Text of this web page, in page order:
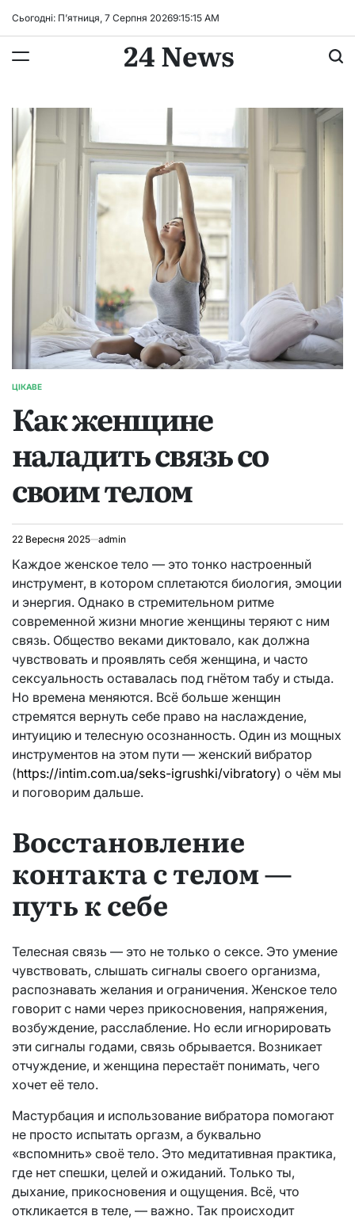
Сьогодні: П’ятниця, 7 Серпня 20269:15:16 AM
24 News
ОПУБЛІКУВАТИ
ЦІКАВЕ
Как женщине
наладить связь со
своим телом
22 Вересня 2025 admin
Каждое женское тело — это тонко настроенный
инструмент, в котором сплетаются биология, эмоции
и энергия. Однако в стремительном ритме
современной жизни многие женщины теряют с ним
связь. Общество веками диктовало, как должна
чувствовать и проявлять себя женщина, и часто
сексуальность оставалась под гнётом табу и стыда.
Но времена меняются. Всё больше женщин
стремятся вернуть себе право на наслаждение,
интуицию и телесную осознанность. Один из мощных
инструментов на этом пути — женский вибратор
(https://intim.com.ua/seks-igrushki/vibratory) о чём мы
и поговорим дальше.
Восстановление
контакта с телом —
путь к себе
Телесная связь — это не только о сексе. Это умение
чувствовать, слышать сигналы своего организма,
распознавать желания и ограничения. Женское тело
говорит с нами через прикосновения, напряжения,
возбуждение, расслабление. Но если игнорировать
эти сигналы годами, связь обрывается. Возникает
отчуждение, и женщина перестаёт понимать, чего
хочет её тело.
Мастурбация и использование вибратора помогают
не просто испытать оргазм, а буквально
«вспомнить» своё тело. Это медитативная практика,
где нет спешки, целей и ожиданий. Только ты,
дыхание, прикосновения и ощущения. Всё, что
откликается в теле, — важно. Так происходит